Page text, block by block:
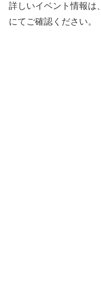
詳しいイベント情報は、
にてご確認ください。